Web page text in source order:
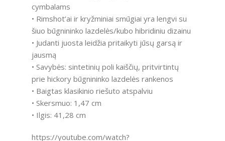
cymbalams
• Rimshot’ai ir kryžminiai smūgiai yra lengvi su
šiuo būgnininko lazdelės/kubo hibridiniu dizainu
• Judanti juosta leidžia pritaikyti jūsų garsą ir
jausmą
• Savybės: sintetinių poli kaiščių, pritvirtintų
prie hickory būgnininko lazdelės rankenos
• Baigtas klasikinio riešuto atspalviu
• Skersmuo: 1,47 cm
• Ilgis: 41,28 cm
https://youtube.com/watch?